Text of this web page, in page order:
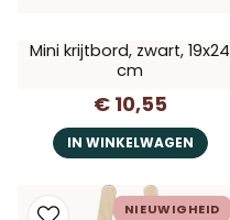
Mini krijtbord, zwart, 19x24
cm
€ 10,55
IN WINKELWAGEN
NIEUWIGHEID